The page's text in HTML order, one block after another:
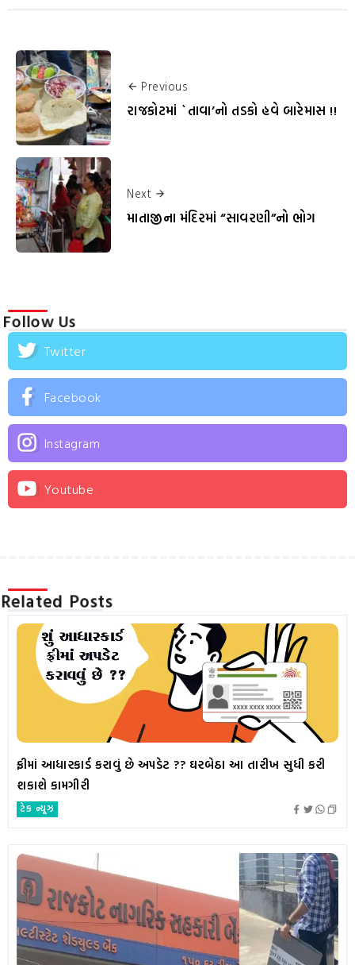
Previous
રાજકોટમાં `તાવા’નો તડકો હવે બારેમાસ !!
Next
માતાજીના મંદિરમાં “સાવરણી”નો ભોગ
Follow Us
Twitter
Facebook
Instagram
Youtube
Posts
ફ્રીમાં આધારકાર્ડ કરાવું છે અપડેટ ?? ઘરબેઠા આ તારીખ સુધી કરી
શકાશે કામગીરી
ટેક ન્યૂઝ